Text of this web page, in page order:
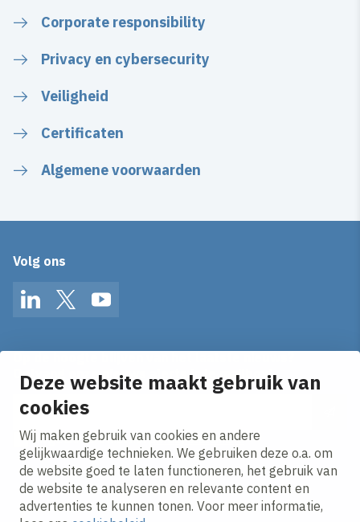
Deze website maakt gebruik van
cookies
Wij maken gebruik van cookies en andere
gelijkwaardige technieken. We gebruiken deze o.a. om
de website goed te laten functioneren, het gebruik van
de website te analyseren en relevante content en
advertenties te kunnen tonen. Voor meer informatie,
Corporate responsibility
Privacy en cybersecurity
Veiligheid
Certificaten
Algemene voorwaarden
Volg ons
LinkedInTwitterYouTube
Ontvang onze nieuws alerts in je mailbox!
E-mailadres
Ik ga akkoord met hetprivacy statement.